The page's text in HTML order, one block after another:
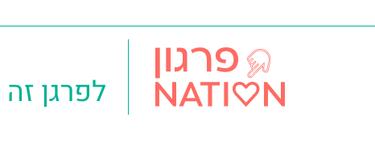
לפרגן